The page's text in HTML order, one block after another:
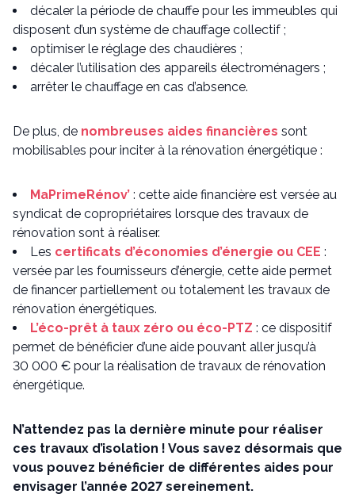
décaler la période de chauffe pour les immeubles qui
disposent d’un système de chauffage collectif ;
optimiser le réglage des chaudières ;
décaler l’utilisation des appareils électroménagers ;
arrêter le chauffage en cas d’absence.
De plus, de nombreuses aides financières sont
mobilisables pour inciter à la rénovation énergétique :
MaPrimeRénov’ : cette aide financière est versée au
syndicat de copropriétaires lorsque des travaux de
rénovation sont à réaliser.
Les certificats d’économies d’énergie ou CEE :
versée par les fournisseurs d’énergie, cette aide permet
de financer partiellement ou totalement les travaux de
rénovation énergétiques.
L’éco-prêt à taux zéro ou éco-PTZ : ce dispositif
permet de bénéficier d’une aide pouvant aller jusqu’à
30 000 € pour la réalisation de travaux de rénovation
énergétique.
N’attendez pas la dernière minute pour réaliser
ces travaux d’isolation ! Vous savez désormais que
vous pouvez bénéficier de différentes aides pour
envisager l’année 2027 sereinement.